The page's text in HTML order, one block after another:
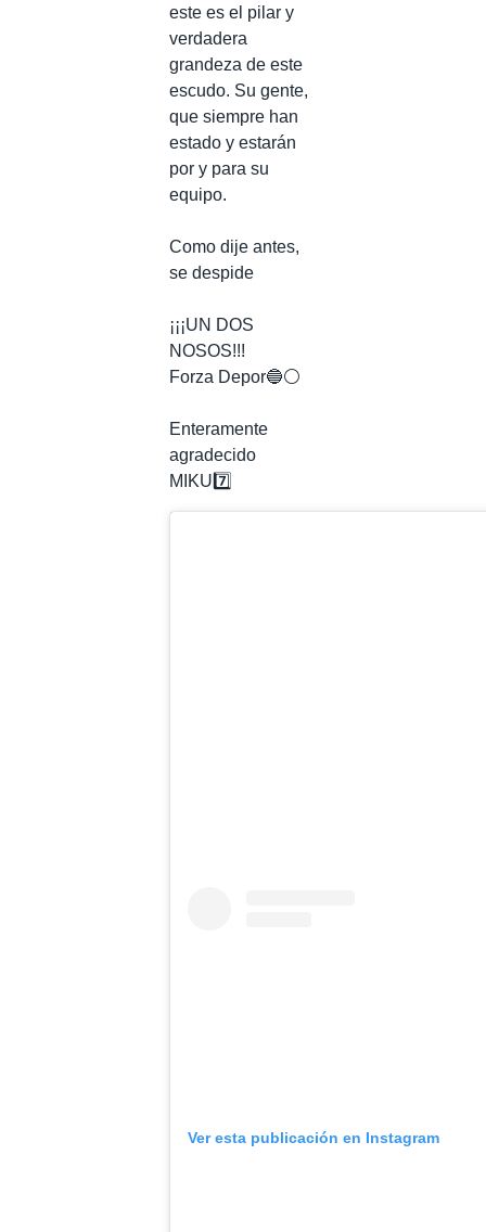
este es el pilar y
verdadera
grandeza de este
escudo. Su gente,
que siempre han
estado y estarán
por y para su
equipo. ⠀
Como dije antes,
se despide
¡¡¡UN DOS
NOSOS!!! ⠀
Forza Depor🔵⚪️⠀
Enteramente
agradecido
MIKU7️⃣
Ver esta publicación en Instagram